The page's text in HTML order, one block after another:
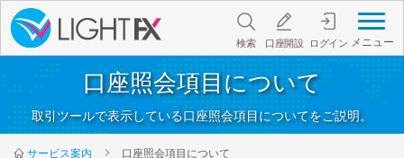
メニュー
検索 口座開設 ログイン
口座照会項目について
取引ツールで表示している口座照会項目についてをご説明。
サービス案内 口座照会項目について